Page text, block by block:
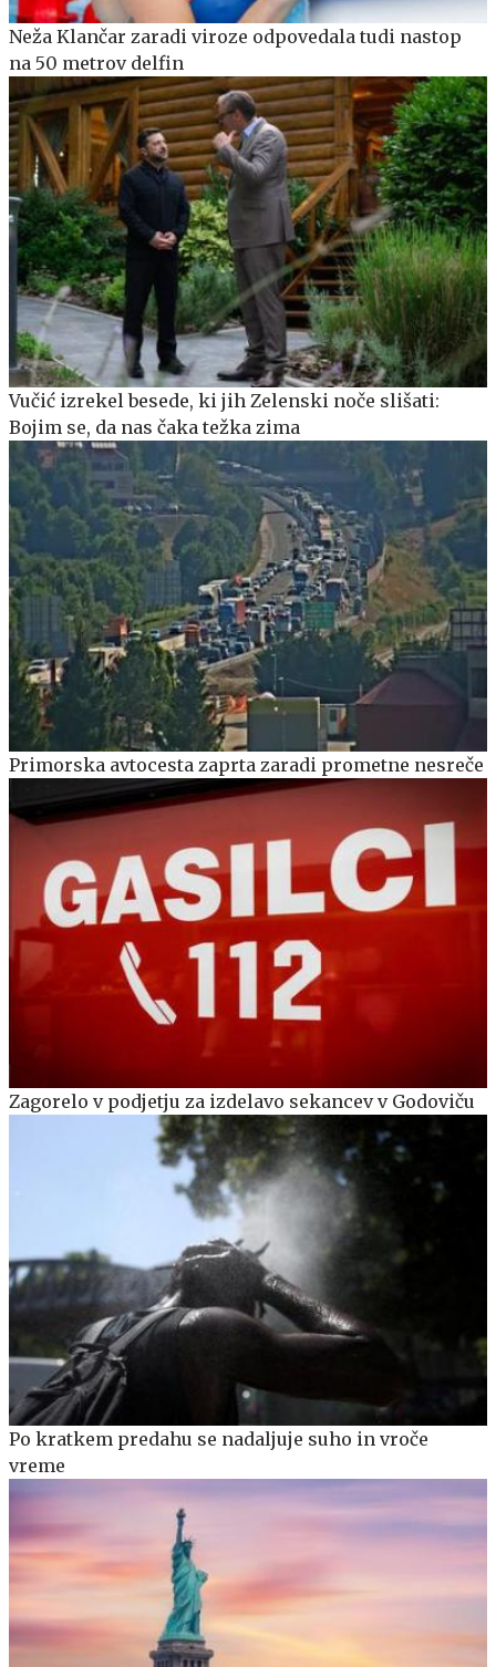
Neža Klančar zaradi viroze odpovedala tudi nastop
na 50 metrov delfin
Vučić izrekel besede, ki jih Zelenski noče slišati:
Bojim se, da nas čaka težka zima
Primorska avtocesta zaprta zaradi prometne nesreče
Zagorelo v podjetju za izdelavo sekancev v Godoviču
Po kratkem predahu se nadaljuje suho in vroče
vreme